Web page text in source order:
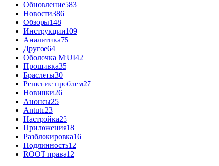
Обновление583
Новости386
Обзоры148
Инструкции109
Аналитика75
Другое64
Оболочка MiUI42
Прошивка35
Браслеты30
Решение проблем27
Новинки26
Анонсы25
Antutu23
Настройка23
Приложения18
Разблокировка16
Подлинность12
ROOT права12